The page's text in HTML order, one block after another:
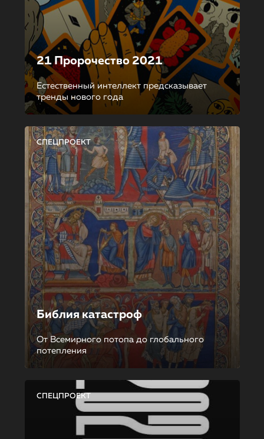
21 Пророчество 2021
Естественный интеллект предсказывает
тренды нового года
СПЕЦПРОЕКТ
Библия катастроф
От Всемирного потопа до глобального
потепления
СПЕЦПРОЕКТ